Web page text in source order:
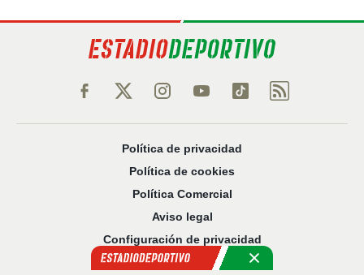
Política de privacidad
Política de cookies
Política Comercial
Aviso legal
Configuración de privacidad
Sobre nosotros